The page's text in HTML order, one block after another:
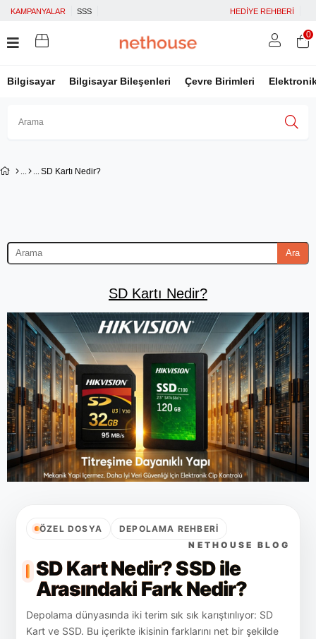
KAMPANYALAR SSS HEDİYE REHBERİ
Bilgisayar Bilgisayar Bileşenleri Çevre Birimleri
0
SD Kartı Nedir?
Ara
SD Kartı Nedir?
ÖZEL DOSYA
DEPOLAMA REHBERI
NETHOUSE BLOG
SD Kart Nedir? SSD ile
Arasındaki Fark Nedir?
Depolama dünyasında iki terim sık sık karıştırılıyor: SD
Kart ve SSD. Bu içerikte ikisinin farklarını net bir şekilde